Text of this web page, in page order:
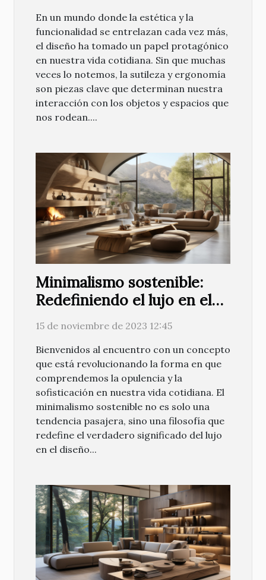
En un mundo donde la estética y la
funcionalidad se entrelazan cada vez más,
el diseño ha tomado un papel protagónico
en nuestra vida cotidiana. Sin que muchas
veces lo notemos, la sutileza y ergonomía
son piezas clave que determinan nuestra
interacción con los objetos y espacios que
nos rodean....
Minimalismo sostenible:
Redefiniendo el lujo en el
diseño actual
15 de noviembre de 2023 12:45
Bienvenidos al encuentro con un concepto
que está revolucionando la forma en que
comprendemos la opulencia y la
sofisticación en nuestra vida cotidiana. El
minimalismo sostenible no es solo una
tendencia pasajera, sino una filosofía que
redefine el verdadero significado del lujo
en el diseño...